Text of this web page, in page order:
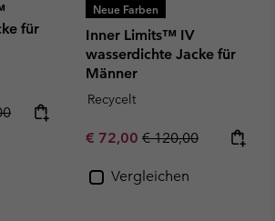
für
price:
Neue Farben
Inner Limits™ IV
wasserdichte Jacke für
Männer
Recycelt
Sale price:
€ 72,00 Regular price:
€ 120,00
Vergleichen